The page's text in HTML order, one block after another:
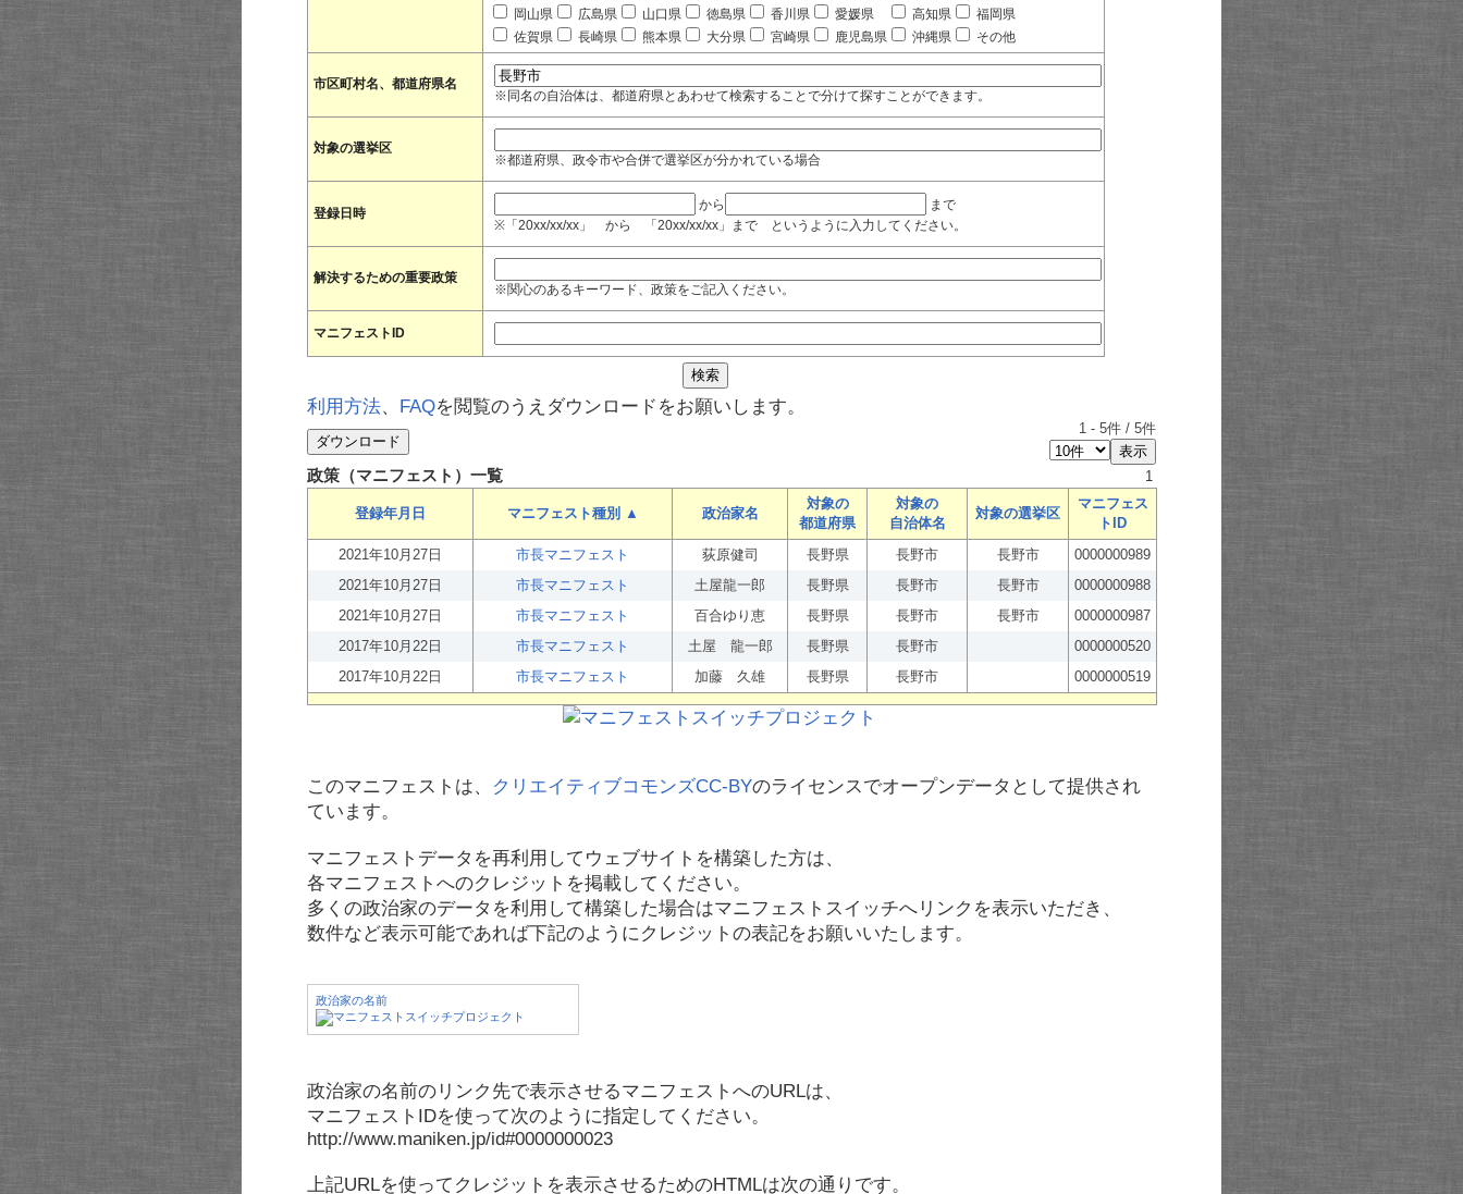
岡山県
広島県 山口県 徳島県 香川県 愛媛県 高知県
福岡県
佐賀県
長崎県 熊本県 大分県 宮崎県 鹿児島県 沖縄県 その他
市区町村名、都道府県名
※同名の自治体は、都道府県とあわせて検索することで分けて探すことができます。
対象の選挙区
※都道府県、政令市や合併で選挙区が分かれている場合
登録日時
から
まで
※「20xx/xx/xx」 から 「20xx/xx/xx」まで というように入力してください。
解決するための重要政策
※関心のあるキーワード、政策をご記入ください。
マニフェストID
利用方法、 FAQを閲覧のうえダウンロードをお願いします。
1 - 5件 / 5件
政策（マニフェスト）一覧 1
登録年月日 マニフェスト種別 ▲ 政治家名
対象の
都道府県
対象の
自治体名
対象の選挙区
マニフェス
トID
2021年10月27日
市長マニフェスト 荻原健司 長野県 長野市 長野市
0000000989
2021年10月27日
市長マニフェスト 土屋龍一郎 長野県 長野市 長野市
0000000988
2021年10月27日
市長マニフェスト 百合ゆり恵 長野県 長野市 長野市
0000000987
2017年10月22日
市長マニフェスト 土屋 龍一郎 長野県 長野市
0000000520
2017年10月22日
市長マニフェスト 加藤 久雄 長野県 長野市 0000000519
このマニフェストは、 クリエイティブコモンズCC-BYのライセンスでオープンデータとして提供され
ています。
マニフェストデータを再利用してウェブサイトを構築した方は、
各マニフェストへのクレジットを掲載してください。
多くの政治家のデータを利用して構築した場合はマニフェストスイッチへリンクを表示いただき、
数件など表示可能であれば下記のようにクレジットの表記をお願いいたします。
政治家の名前
政治家の名前のリンク先で表示させるマニフェストへのURLは、
マニフェストIDを使って次のように指定してください。
http://www.maniken.jp/id#0000000023
上記URLを使ってクレジットを表示させるためのHTMLは次の通りです。